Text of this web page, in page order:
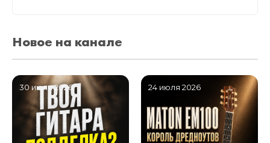
Новое на канале
30 июля 2026 24 июля 2026